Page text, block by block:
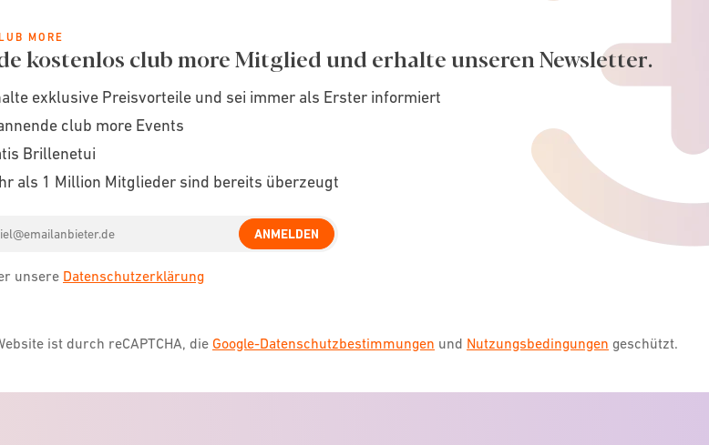
MORE
kostenlos club more Mitglied und erhalte unseren Newsletter.
exklusive Preisvorteile und sei immer als Erster informiert
club more Events
Brillenetui
als 1 Million Mitglieder sind bereits überzeugt
ANMELDEN
unsere Datenschutzerklärung
ist durch reCAPTCHA, die Google-Datenschutzbestimmungen und Nutzungsbedingungen geschützt.